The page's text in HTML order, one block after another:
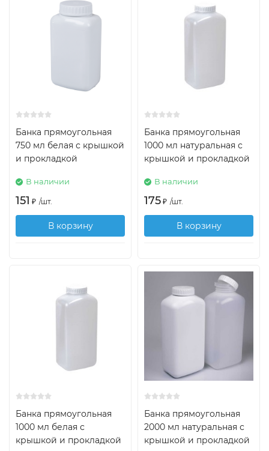
Банка прямоугольная
750 мл белая с крышкой
и прокладкой
В наличии
151 ₽ /шт.
В корзину
Банка прямоугольная
1000 мл натуральная с
крышкой и прокладкой
В наличии
175 ₽ /шт.
В корзину
Банка прямоугольная
1000 мл белая с
крышкой и прокладкой
Банка прямоугольная
2000 мл натуральная с
крышкой и прокладкой